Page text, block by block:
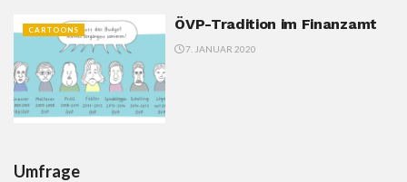
CARTOONS ÖVP-Tradition im Finanzamt
7. JANUAR 2020
Umfrage